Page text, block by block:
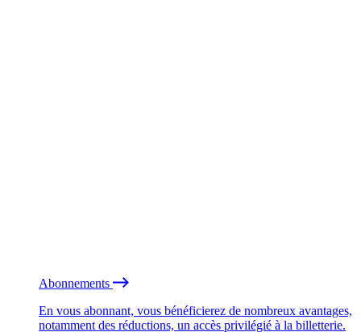
Abonnements
En vous abonnant, vous bénéficierez de nombreux avantages,
notamment des réductions, un accès privilégié à la billetterie.